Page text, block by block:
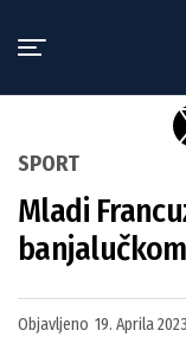
SPORT
Mladi
Objavljeno 19. Aprila